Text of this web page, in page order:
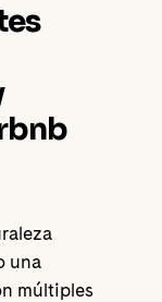
una
múltiples